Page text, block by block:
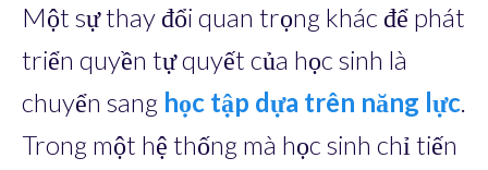
Một sự thay đổi quan trọng khác để phát
triển quyền tự quyết của học sinh là
chuyển sang học tập dựa trên năng lực.
Trong một hệ thống mà học sinh chỉ tiến